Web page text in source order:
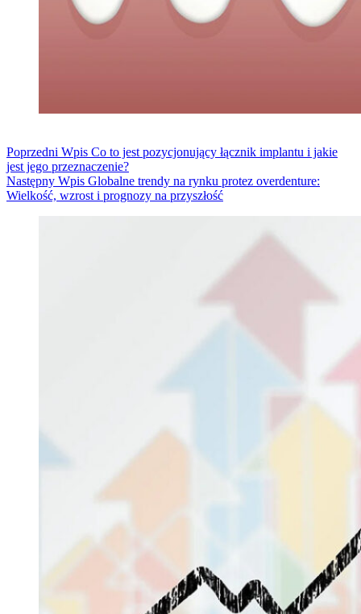
Poprzedni Wpis Co to jest pozycjonujący łącznik implantu i jakie
jest jego przeznaczenie?
Następny Wpis Globalne trendy na rynku protez overdenture:
Wielkość, wzrost i prognozy na przyszłość